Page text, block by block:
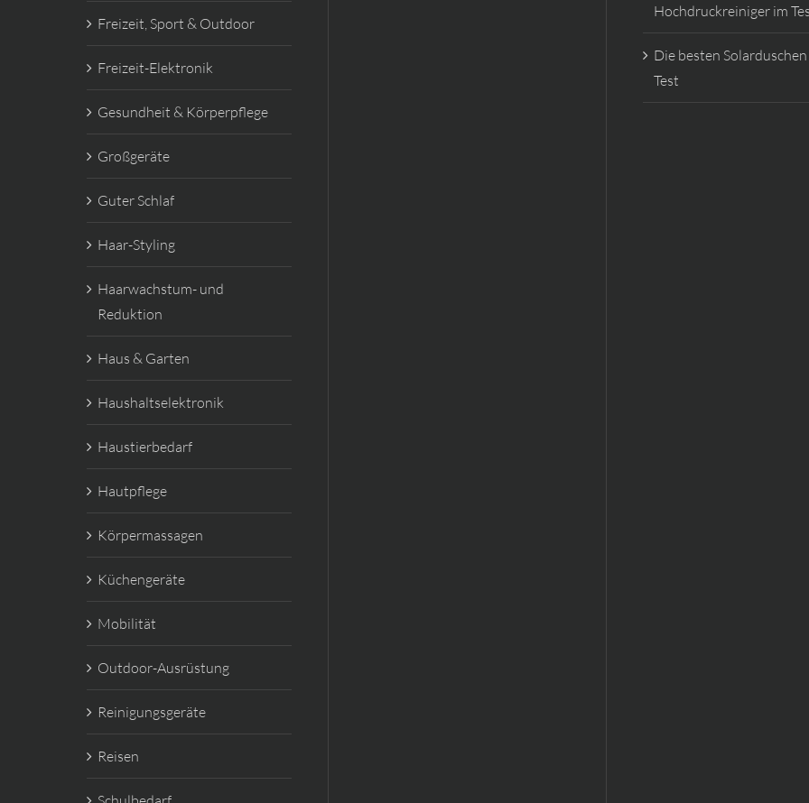
Freizeit, Sport & Outdoor
Freizeit-Elektronik
Gesundheit & Körperpflege
Großgeräte
Guter Schlaf
Haar-Styling
Haarwachstum- und
Reduktion
Haus & Garten
Haushaltselektronik
Haustierbedarf
Hautpflege
Körpermassagen
Küchengeräte
Mobilität
Outdoor-Ausrüstung
Reinigungsgeräte
Reisen
Hochdruckreiniger im
Die besten
Test